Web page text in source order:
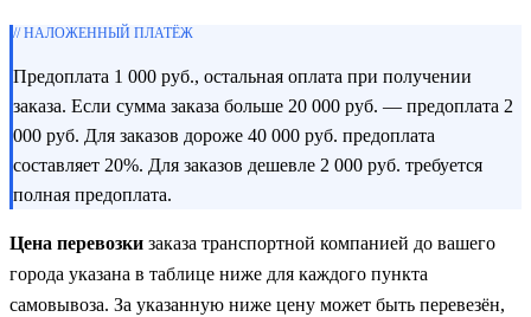
// НАЛОЖЕННЫЙ ПЛАТЁЖ
Предоплата 1 000 руб., остальная оплата при получении
заказа. Если сумма заказа больше 20 000 руб. — предоплата 2
000 руб. Для заказов дороже 40 000 руб. предоплата
составляет 20%. Для заказов дешевле 2 000 руб. требуется
полная предоплата.
Цена перевозки заказа транспортной компанией до вашего
города указана в таблице ниже для каждого пункта
самовывоза. За указанную ниже цену может быть перевезён,